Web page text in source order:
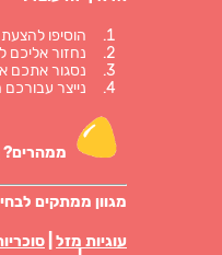
הוסיפו
נחזור אליכם
נסגור אתכם
נייצר
ממהרים?
מגוון ממתקים
עוגיות מזל